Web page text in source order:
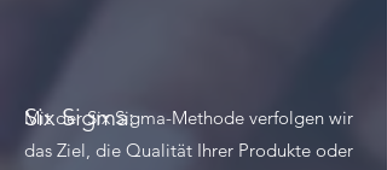
Mit der Six Sigma-Methode verfolgen wir
das Ziel, die Qualität Ihrer Produkte oder
Six Sigma: